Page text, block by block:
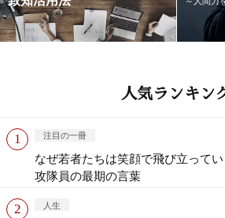
人気ランキン
注目の一冊
なぜ若者たちは笑顔で飛び立って
攻隊員の最期の言葉
人生